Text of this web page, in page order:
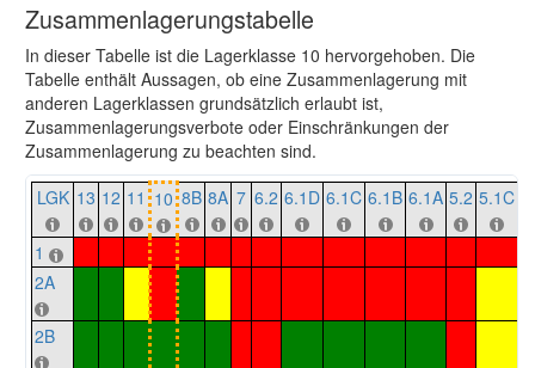
Zusammenlagerungstabelle
In dieser Tabelle ist die Lagerklasse 10 hervorgehoben. Die
Tabelle enthält Aussagen, ob eine Zusammenlagerung mit
anderen Lagerklassen grundsätzlich erlaubt ist,
Zusammenlagerungsverbote oder Einschränkungen der
Zusammenlagerung zu beachten sind.
LGK 13 12 11 10 8B 8A 7 6.2 6.1D 6.1C 6.1B 6.1A 5.2 5.1C
1
2A
2B